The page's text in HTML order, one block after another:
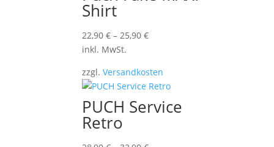
Shirt
22,90€ – 25,90€
inkl. MwSt.
zzgl.Versandkosten
PUCH Service
Retro